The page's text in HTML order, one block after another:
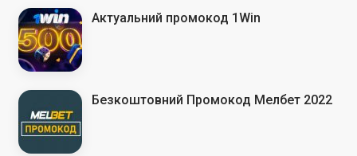
Актуальний промокод 1Win
Безкоштовний Промокод Мелбет 2022